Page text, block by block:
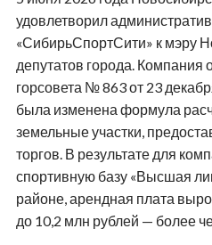
удовлетворил
«СибирьСпортСити» к мэру
депутатов города.
горсовета № 863 от 23
была изменена формула
земельные участки,
торгов. В результате для
спортивную базу «Высшая
районе, арендная плата
до 10,2 млн рублей — более